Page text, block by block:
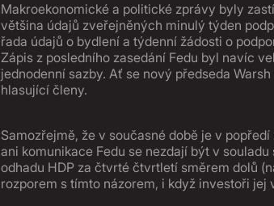
Makroekonomické a politické zprávy byly
většina údajů zveřejněných minulý týden
řada údajů o bydlení a týdenní žádosti o
Zápis z posledního zasedání Fedu byl navíc
jednodenní sazby. Ať se nový předseda
hlasující členy.
Samozřejmě, že v současné době je v
ani komunikace Fedu se nezdají být v
odhadu HDP za čtvrté čtvrtletí směrem dolů
rozporem s tímto názorem, i když investoři